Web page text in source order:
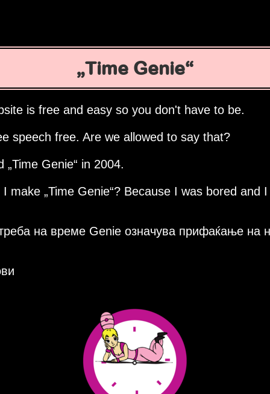
Time Genie
is free and easy so you don't have to be.
speech free. Are we allowed to say that?
Time Genie in 2004.
I make Time Genie ? Because I was bored and
на време Genie означува прифаќање на